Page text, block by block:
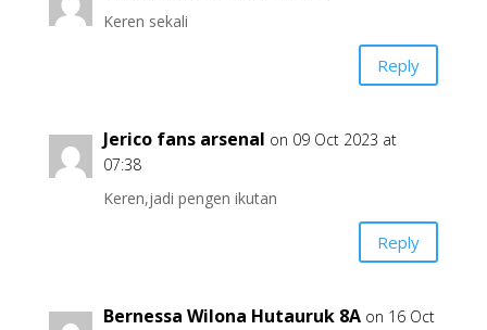
Keren sekali
Reply
Jerico fans arsenal on 09 Oct 2023 at
07:38
Keren,jadi pengen ikutan
Reply
Bernessa Wilona Hutauruk 8A on 16 Oct